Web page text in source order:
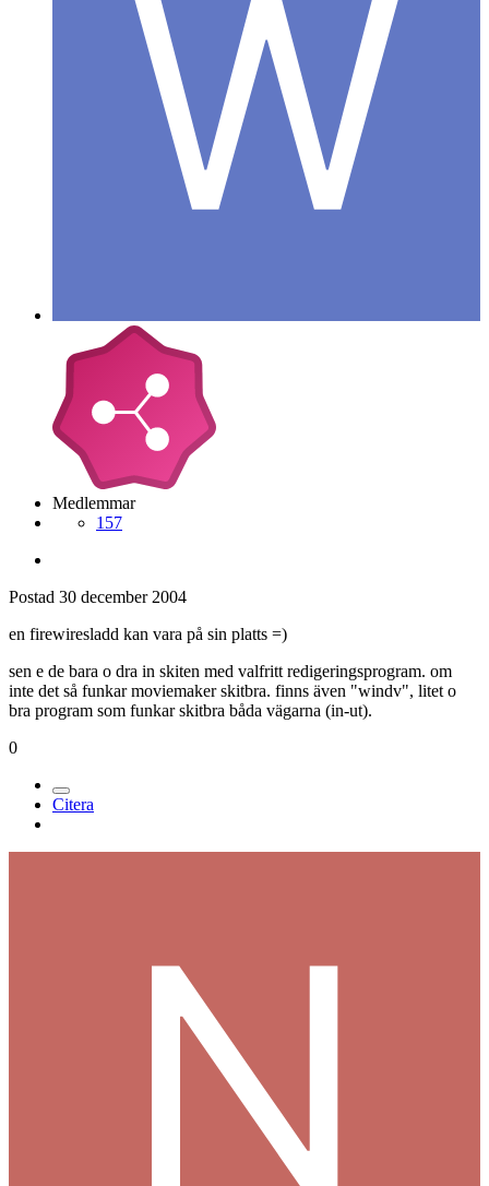
Medlemmar
157
Postad 30 december 2004
en firewiresladd kan vara på sin platts =)
sen e de bara o dra in skiten med valfritt redigeringsprogram. om
inte det så funkar moviemaker skitbra. finns även "windv", litet o
bra program som funkar skitbra båda vägarna (in-ut).
0
Citera